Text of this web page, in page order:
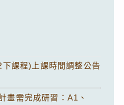
課程)上課時間調整公告
畫需完成研習：A1、